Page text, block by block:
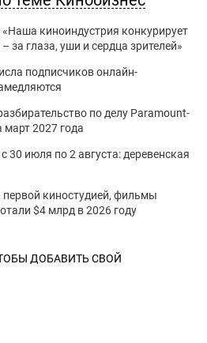
киноиндустрия конкурирует
за глаза, уши и сердца зрителей»
подписчиков онлайн-
по делу Paramount-
март 2027 года
30 июля по 2 августа: деревенская
первой киностудией, фильмы
$4 млрд в 2026 году
ДОБАВИТЬ СВОЙ